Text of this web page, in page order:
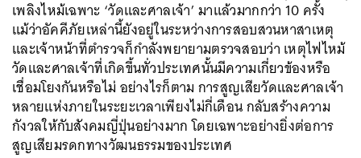
เพลิงไหม้เฉพาะ ‘วัดและศาลเจ้า’ มาแล้วมากกว่า 10 ครั้ง
แม้ว่าอัคคีภัยเหล่านี้ยังอยู่ในระหว่างการสอบสวนหาสาเหตุ
และเจ้าหน้าที่ตำรวจก็กำลังพยายามตรวจสอบว่า เหตุไฟไหม้
วัดและศาลเจ้าที่เกิดขึ้นทั่วประเทศนั้นมีความเกี่ยวข้องหรือ
เชื่อมโยงกันหรือไม่ อย่างไรก็ตาม การสูญเสียวัดและศาลเจ้า
หลายแห่งภายในระยะเวลาเพียงไม่กี่เดือน กลับสร้างความ
กังวลให้กับสังคมญี่ปุ่นอย่างมาก โดยเฉพาะอย่างยิ่งต่อการ
สูญเสียมรดกทางวัฒนธรรมของประเทศ